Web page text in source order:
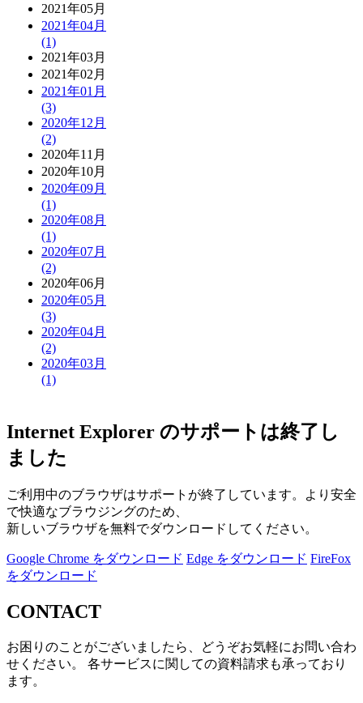
2021年05月
2021年04月
(1)
2021年03月
2021年02月
2021年01月
(3)
2020年12月
(2)
2020年11月
2020年10月
2020年09月
(1)
2020年08月
(1)
2020年07月
(2)
2020年06月
2020年05月
(3)
2020年04月
(2)
2020年03月
(1)
Internet Explorer のサポートは終了し
ました
ご利用中のブラウザはサポートが終了しています。より安全
で快適なブラウジングのため、
新しいブラウザを無料でダウンロードしてください。
Google Chrome をダウンロード Edge をダウンロード FireFox
をダウンロード
CONTACT
お困りのことがございましたら、どうぞお気軽にお問い合わ
せください。 各サービスに関しての資料請求も承っており
ます。